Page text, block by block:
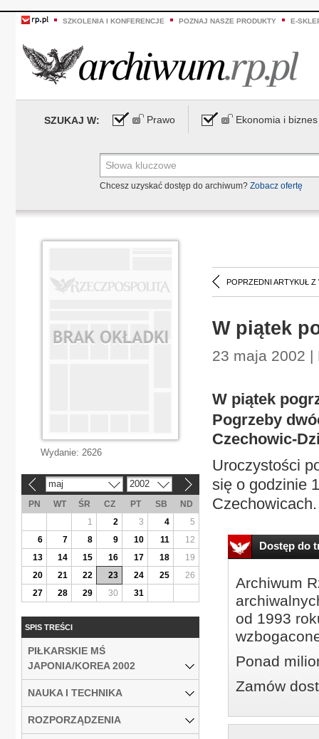
SZKOLENIA I KONFERENCJE POZNAJ NASZE PRODUKTY E-
SZUKAJ W: Prawo Ekonomia i biznes
Chcesz uzyskać dostęp do archiwum? Zobacz ofertę
POPRZEDNI ARTYKUŁ Z
W piątek
23 maja 2002 |
W piątek
Pogrzeby
Czechowic-
Uroczystości
się o godzinie
Dostęp do
Archiwum
od 1993
Ponad
Zamów
Wydanie: 2626
maj 2002
PN WT ŚR CZ PT SB
ND
1
2 3 4
5
6
7 8 9 10 11
12
13
14 15 16 17 18
19
20
21 22 23 24 25
26
27
28 29 30 31
SPIS TREŚCI
PIŁKARSKIE MŚ
JAPONIA/KOREA 2002
NAUKA I TECHNIKA
ROZPORZĄDZENIA